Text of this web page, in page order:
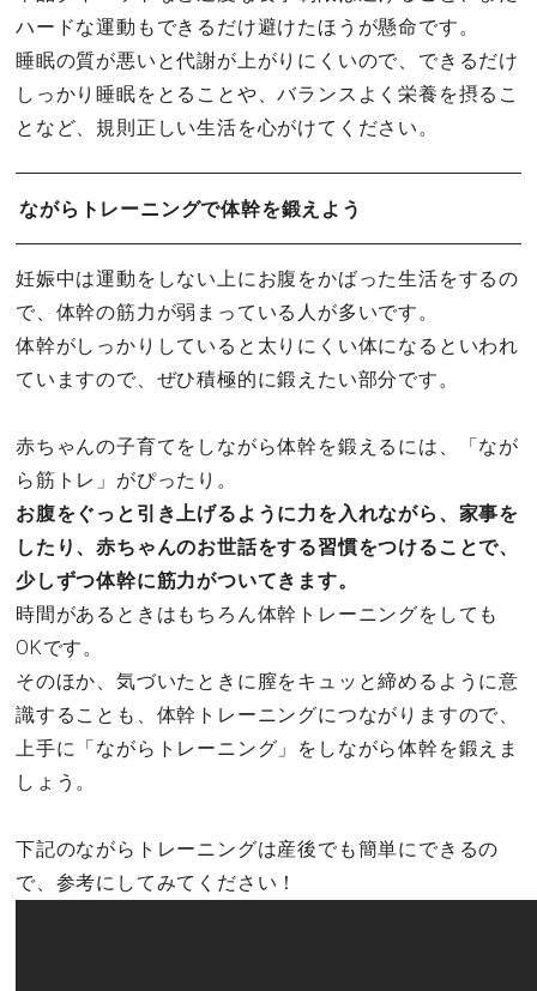
ハードな運動もできるだけ避けたほうが懸命です。
睡眠の質が悪いと代謝が上がりにくいので、できるだけ
しっかり睡眠をとることや、バランスよく栄養を摂るこ
となど、規則正しい生活を心がけてください。
ながらトレーニングで体幹を鍛えよう
妊娠中は運動をしない上にお腹をかばった生活をするの
で、体幹の筋力が弱まっている人が多いです。
体幹がしっかりしていると太りにくい体になるといわれ
ていますので、ぜひ積極的に鍛えたい部分です。
赤ちゃんの子育てをしながら体幹を鍛えるには、「なが
ら筋トレ」がぴったり。
お腹をぐっと引き上げるように力を入れながら、家事を
したり、赤ちゃんのお世話をする習慣をつけることで、
少しずつ体幹に筋力がついてきます。
時間があるときはもちろん体幹トレーニングをしても
OKです。
そのほか、気づいたときに膣をキュッと締めるように意
識することも、体幹トレーニングにつながりますので、
上手に「ながらトレーニング」をしながら体幹を鍛えま
しょう。
下記のながらトレーニングは産後でも簡単にできるの
で、参考にしてみてください！